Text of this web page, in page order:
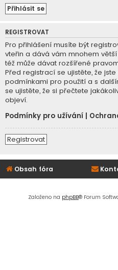
REGISTROVAT
Pro přihlášení musíte být
vteřin a dává vám mnohem
též může dávat rozšířené
Před registrací se ujistěte, že
podmínkami pro použití a s
se ujistěte, že si přečtete
objeví.
Podmínky pro užívání
Registrovat
Obsah fóra
Založeno na phpBB® Forum